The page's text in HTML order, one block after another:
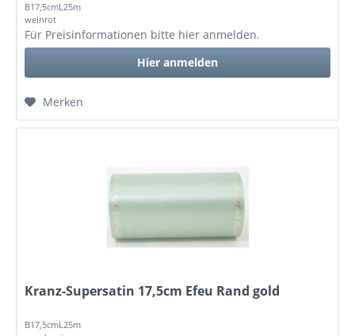
B17,5cmL25m
weinrot
Für Preisinformationen bitte hier anmelden.
Hier anmelden
Merken
Kranz-Supersatin 17,5cm Efeu Rand gold
B17,5cmL25m